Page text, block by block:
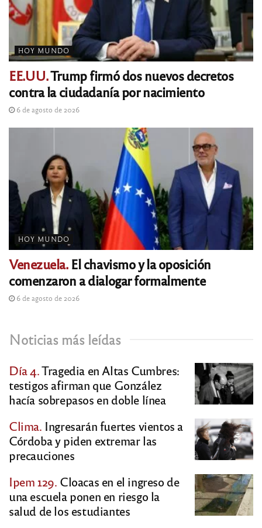
HOY MUNDO
EE.UU.Trump firmó dos nuevos decretos
contra la ciudadanía por nacimiento
6 de agosto de 2026
HOY MUNDO
Venezuela.El chavismo y la oposición
comenzaron a dialogar formalmente
6 de agosto de 2026
Noticias más leídas
Día 4.Tragedia en Altas Cumbres:
testigos afirman que González
hacía sobrepasos en doble línea
Clima. Ingresarán fuertes vientos a
Córdoba y piden extremar las
precauciones
Ipem 129. Cloacas en el ingreso de
una escuela ponen en riesgo la
salud de los estudiantes